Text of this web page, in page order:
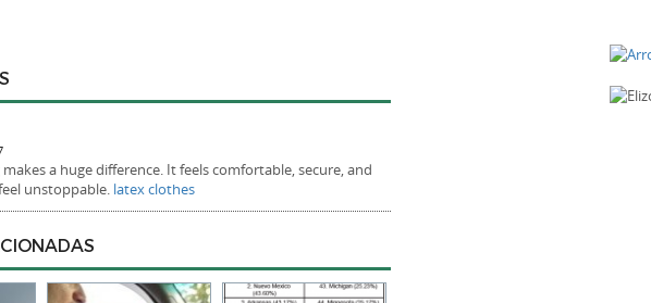
a huge difference. It feels comfortable, secure, and
unstoppable. latex clothes